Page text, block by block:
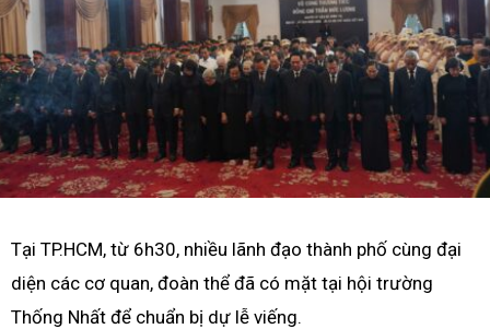
Tại TP.HCM, từ 6h30, nhiều lãnh đạo thành phố cùng đại
diện các cơ quan, đoàn thể đã có mặt tại hội trường
Thống Nhất để chuẩn bị dự lễ viếng.